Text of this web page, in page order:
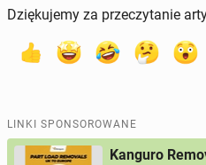
Dziękujemy za przeczytanie
LINKI SPONSOROWANE
Kanguro